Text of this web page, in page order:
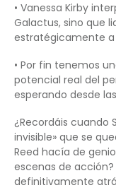
• Vanessa Kirby
Galactus, sino que
estratégicamente a
• Por fin tenemos
potencial real del
esperando desde
¿Recordáis cuando
invisible» que se
Reed hacía de
escenas de
definitivamente